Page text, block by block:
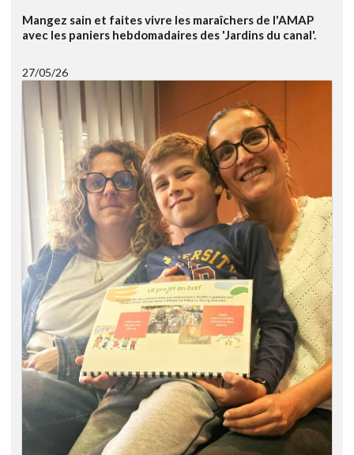
Mangez sain et faites vivre les maraîchers de l'AMAP
avec les paniers hebdomadaires des 'Jardins du canal'.
27/05/26